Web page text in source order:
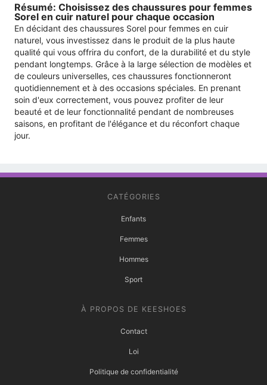
Résumé: Choisissez des chaussures pour femmes
Sorel en cuir naturel pour chaque occasion
En décidant des chaussures Sorel pour femmes en cuir
naturel, vous investissez dans le produit de la plus haute
qualité qui vous offrira du confort, de la durabilité et du style
pendant longtemps. Grâce à la large sélection de modèles et
de couleurs universelles, ces chaussures fonctionneront
quotidiennement et à des occasions spéciales. En prenant
soin d'eux correctement, vous pouvez profiter de leur
beauté et de leur fonctionnalité pendant de nombreuses
saisons, en profitant de l'élégance et du réconfort chaque
jour.
CATÉGORIES
Enfants
Femmes
Hommes
Sport
À PROPOS DE KEESHOES
Contact
Loi
Politique de confidentialité